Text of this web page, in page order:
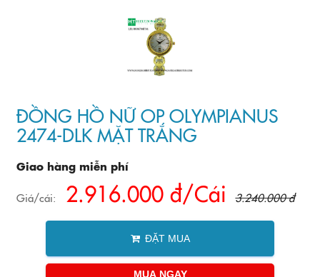
ĐỒNG HỒ NỮ OP OLYMPIANUS
2474-DLK MẶT TRẮNG
Giao hàng miễn phí
Giá/cái: 2.916.000 đ/Cái 3.240.000 đ
ĐẶT MUA
MUA NGAY